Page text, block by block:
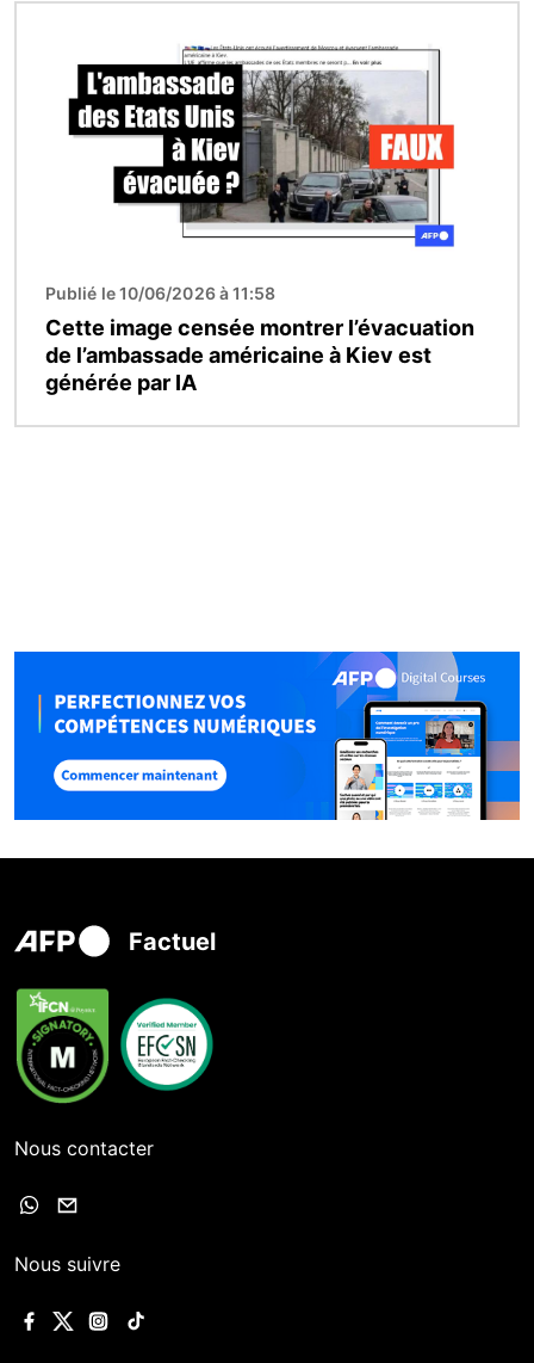
Publié le 10/06/2026 à 11:58
Cette image censée montrer l’évacuation
de l’ambassade américaine à Kiev est
générée par IA
Factuel
Nous contacter
Nous suivre